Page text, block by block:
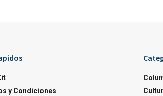
y Condiciones